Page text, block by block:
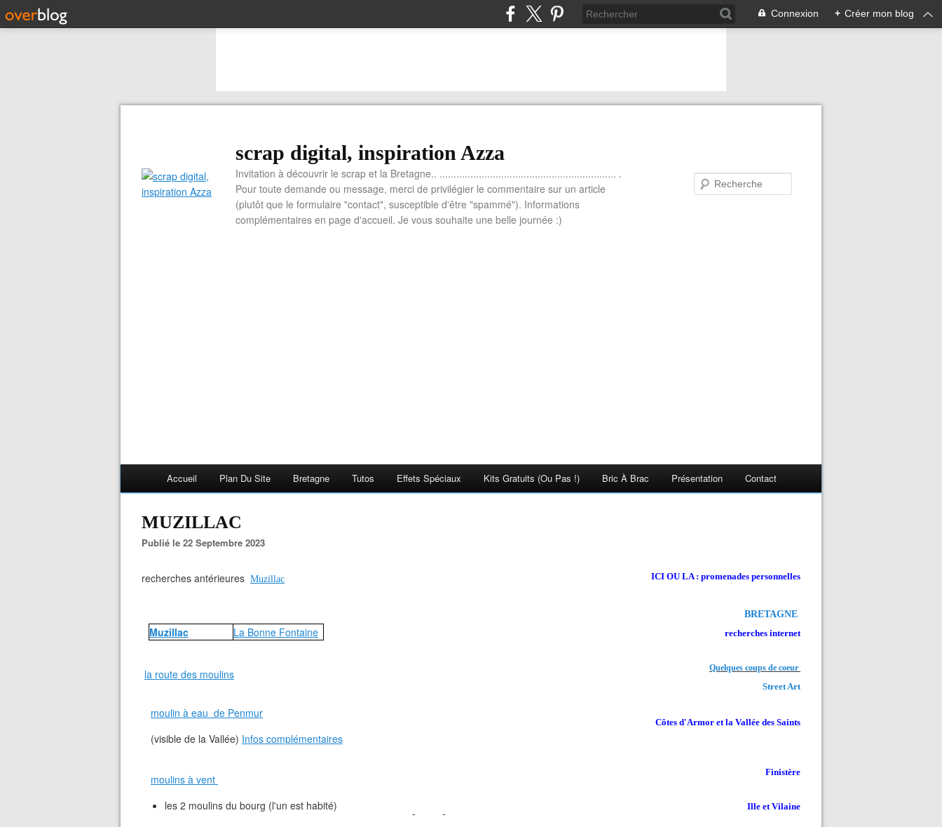
Connexion + Créer mon blog
scrap digital, inspiration Azza
Invitation à découvrir le scrap et la Bretagne.. ............................................................... .
Pour toute demande ou message, merci de privilégier le commentaire sur un article
(plutôt que le formulaire "contact", susceptible d'être "spammé"). Informations
complémentaires en page d'accueil. Je vous souhaite une belle journée :)
Accueil Plan Du Site Bretagne Tutos Effets Spéciaux Kits Gratuits (ou Pas !) Bric À Brac Présentation Contact
MUZILLAC
Publié le 22 Septembre 2023
recherches antérieures Muzillac
Muzillac La Bonne Fontaine
la route des moulins
moulin à eau de Penmur
(visible de la Vallée) Infos complémentaires
moulins à vent
les 2 moulins du bourg (l'un est habité)
- -
ICI OU LA : promenades personnelles
BRETAGNE
recherches internet
Quelques coups de coeur
Street Art
Côtes d'Armor et la Vallée des Saints
Finistère
Ille et Vilaine